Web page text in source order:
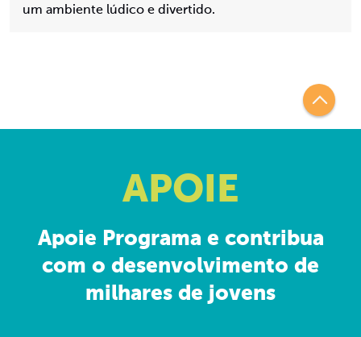
um ambiente lúdico e divertido.
APOIE
Apoie Programa e contribua
com o desenvolvimento de
milhares de jovens